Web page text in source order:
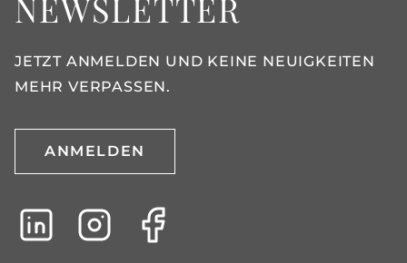
NEWSLETTER
JETZT ANMELDEN UND KEINE NEUIGKEITEN
MEHR VERPASSEN.
ANMELDEN